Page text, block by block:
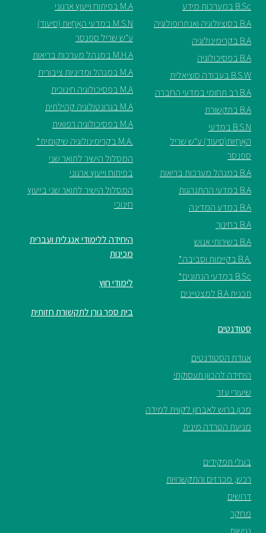
ספריה
משרתי
מילואים
וכוחות
הביטחון
–
זכויות
והטבות
הרשמו
עכשיו
B.Sc במערכות מידע
B.A בסוציולוגיה ואנתרופולוגיה
B.A בקרימינולוגיה
B.A בפסיכולוגיה
B.S.W בעבודה סוציאלית
B.A רב תחומי במדעי החברה
B.A בתקשורת
B.S.N במדעי
האֲחָיוּת(סיעוד) ע"ש שריל
ספנסר
B.A במנהל מערכות בריאות
B.A במדעי ההתנהגות
B.A במדע המדינה
B.A בחינוך
B.A בשירותי אנוש
.B.A בקיימות וסביבה*
B.Sc במדעי הנתונים*
תכנית B.A למצטיינים
M.A בפיתוח וייעוץ ארגוני
M.S.N במדעי האֲחָיוּת (סיעוד)
ע"ש שריל ספנסר
M.H.A במנהל מערכות בריאות
M.A במנהל ומדיניות ציבורית
M.A בפסיכולוגיה חינוכית
M.A בגרונטולוגיה קהילתית
M.A בפסיכולוגיה רפואית
.M.A בקרימינולוגיה שיקומית*
המסלול הישיר לתואר שני
בפיתוח וייעוץ ארגוני
המסלול הישיר לתואר שני בייעוץ
חינוכי
היחידה ללימודי אנגלית ועברית
מכינות
לימודי חוץ
בית ספר גורן לתקשורת חזותית
סטודנטים
אגודת הסטודנטים
היחידה להכוון תעסוקתי
שיעורי עזר
מכון ברוש לאבחון לקווית למידה
מניעת הטרדה מינית
בעלי תפקידים
רכש, מכרזים והתקשרויות
דרושים
מחקר